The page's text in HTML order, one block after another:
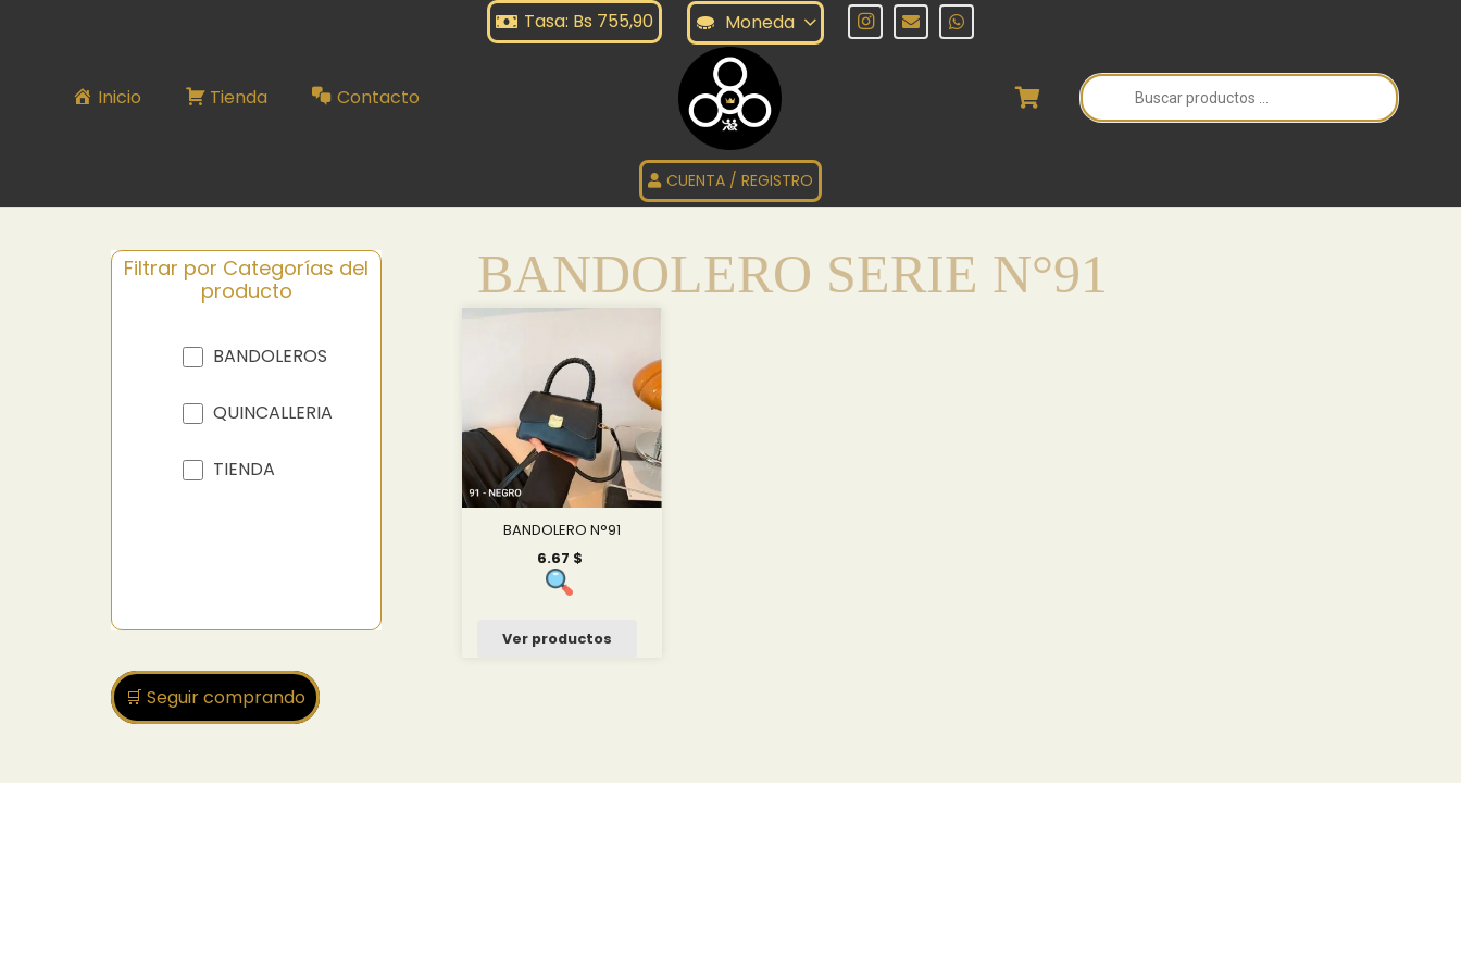
Tasa: Bs 755,90 Moneda
Inicio Tienda Contacto
Búsqueda
de
productos
CUENTA / REGISTRO
BANDOLERO SERIE N°91
BANDOLERO SERIE N°91
BANDOLERO N°91
6.67 $
Ver productos
Filtrar por Categorías del
producto
BANDOLEROS
QUINCALLERIA
TIENDA
🛒 Seguir comprando